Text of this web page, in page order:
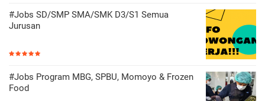
#Jobs SD/SMP SMA/SMK D3/S1 Semua
Jurusan
#Jobs Program MBG, SPBU, Momoyo & Frozen
Food